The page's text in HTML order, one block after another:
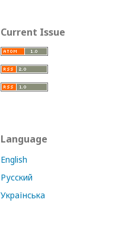
Current Issue
Language
English
Русский
Українська